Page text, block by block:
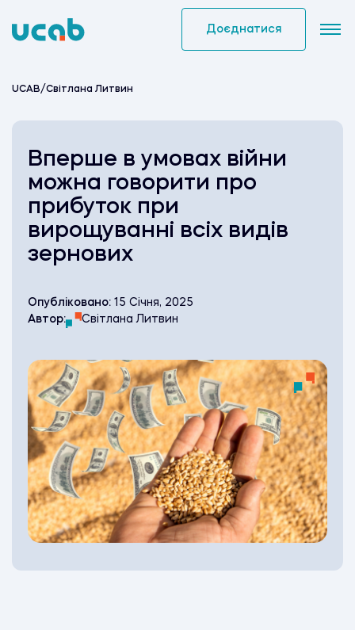
to
Доєднатися
UCAB/Світлана Литвин
Вперше в умовах війни
можна говорити про
прибуток при
вирощуванні всіх видів
зернових
Опубліковано: 15 Січня, 2025
Автор:
Світлана Литвин